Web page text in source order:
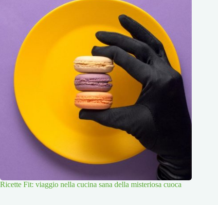
Ricette Fit: viaggio nella cucina sana della misteriosa cuoca